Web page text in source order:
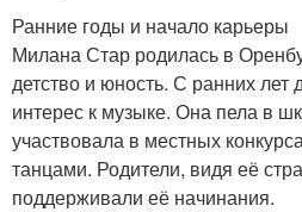
Ранние годы и начало карьеры
Милана Стар родилась в
детство и юность. С ранних лет
интерес к музыке. Она пела в
участвовала в местных
танцами. Родители, видя её
поддерживали её начинания.